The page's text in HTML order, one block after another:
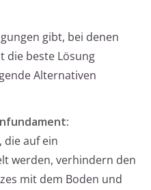
gibt, bei denen
die beste Lösung
Alternativen
die auf ein
werden, verhindern den
mit dem Boden und